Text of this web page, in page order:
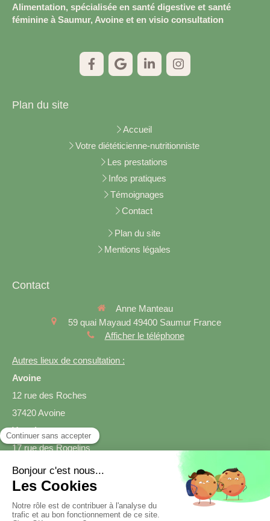
Alimentation, spécialisée en santé digestive et santé
féminine à Saumur, Avoine et en visio consultation
Plan du site
Accueil
Votre diététicienne-nutritionniste
Les prestations
Infos pratiques
Témoignages
Contact
Plan du site
Mentions légales
Contact
Anne Manteau
59 quai Mayaud 49400 Saumur France
Afficher le téléphone
Autres lieux de consultation :
Avoine
12 rue des Roches
37420 Avoine
Varrains
17 rue des Rogelins
49400 Varrains
Prendre rendez-vous